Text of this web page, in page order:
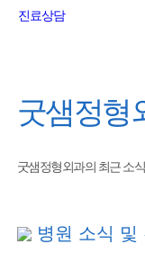
진료상담
굿샘정형
굿샘정형외과의 최근 소
병원 소식 및